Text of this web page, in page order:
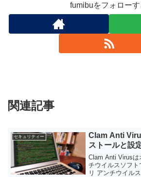
fumibuをフォローす
関連記事
セキュリティー
Clam Anti
ストールと設
Clam Anti Virusは
チウイルスソフト
リ アンチウイル